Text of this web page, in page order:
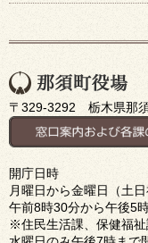
〒329-3292 栃木県那
開庁日時
月曜日から金曜日（土
午前8時30分から午後5
※住民生活課、保健福祉